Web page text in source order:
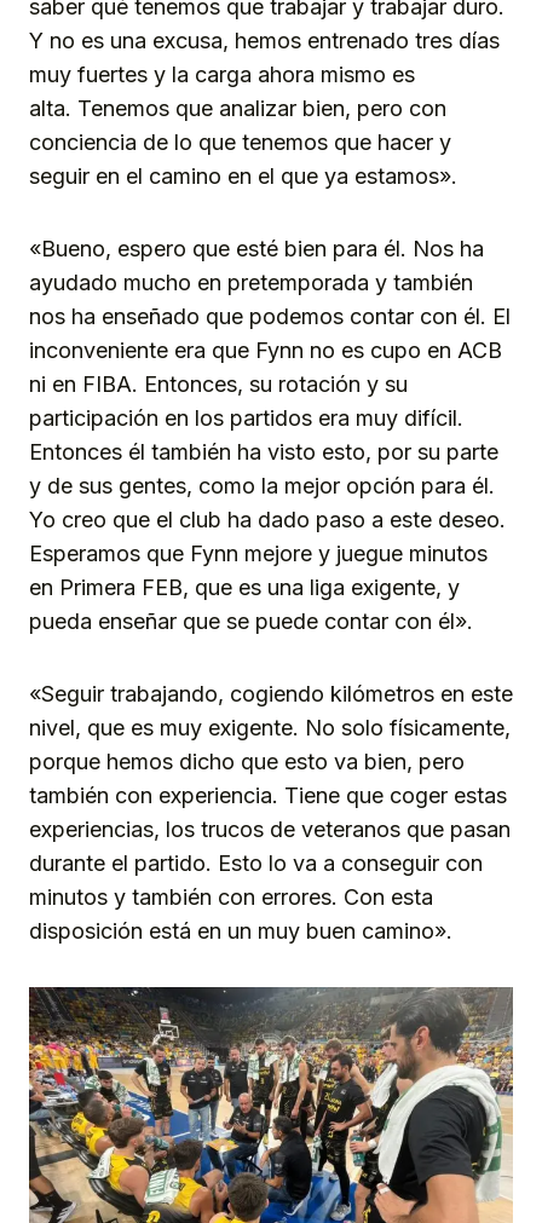
saber qué tenemos que trabajar y trabajar duro.
Y no es una excusa, hemos entrenado tres días
muy fuertes y la carga ahora mismo es
alta. Tenemos que analizar bien, pero con
conciencia de lo que tenemos que hacer y
seguir en el camino en el que ya estamos».
«Bueno, espero que esté bien para él. Nos ha
ayudado mucho en pretemporada y también
nos ha enseñado que podemos contar con él. El
inconveniente era que Fynn no es cupo en ACB
ni en FIBA. Entonces, su rotación y su
participación en los partidos era muy difícil.
Entonces él también ha visto esto, por su parte
y de sus gentes, como la mejor opción para él.
Yo creo que el club ha dado paso a este deseo.
Esperamos que Fynn mejore y juegue minutos
en Primera FEB, que es una liga exigente, y
pueda enseñar que se puede contar con él».
«Seguir trabajando, cogiendo kilómetros en este
nivel, que es muy exigente. No solo físicamente,
porque hemos dicho que esto va bien, pero
también con experiencia. Tiene que coger estas
experiencias, los trucos de veteranos que pasan
durante el partido. Esto lo va a conseguir con
minutos y también con errores. Con esta
disposición está en un muy buen camino».